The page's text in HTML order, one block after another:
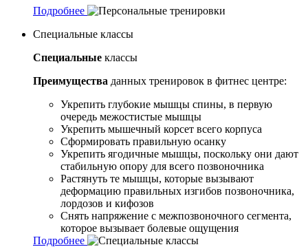
Подробнее
Специальные классы
Специальные классы
Преимущества данных тренировок в фитнес центре:
Укрепить глубокие мышцы спины, в первую
очередь межостистые мышцы
Укрепить мышечный корсет всего корпуса
Сформировать правильную осанку
Укрепить ягодичные мышцы, поскольку они дают
стабильную опору для всего позвоночника
Растянуть те мышцы, которые вызывают
деформацию правильных изгибов позвоночника,
лордозов и кифозов
Снять напряжение с межпозвоночного сегмента,
которое вызывает болевые ощущения
Подробнее